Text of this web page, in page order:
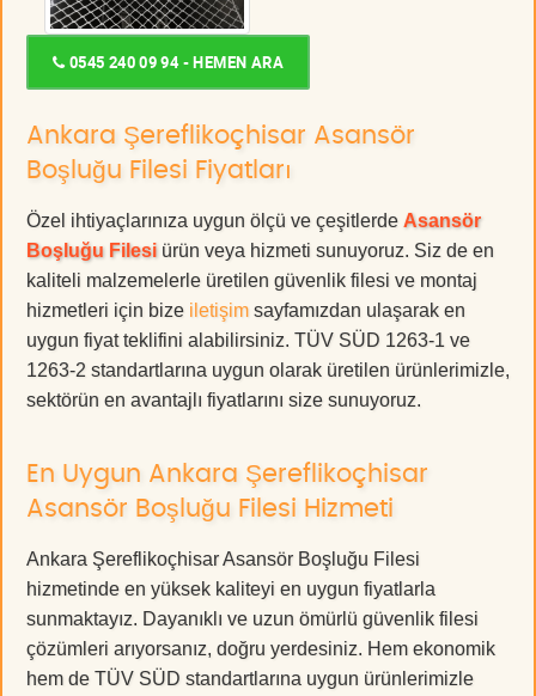
0545 240 09 94 - HEMEN ARA
Ankara Şereflikoçhisar Asansör
Boşluğu Filesi Fiyatları
Özel ihtiyaçlarınıza uygun ölçü ve çeşitlerde Asansör
Boşluğu Filesi ürün veya hizmeti sunuyoruz. Siz de en
kaliteli malzemelerle üretilen güvenlik filesi ve montaj
hizmetleri için bize iletişim sayfamızdan ulaşarak en
uygun fiyat teklifini alabilirsiniz. TÜV SÜD 1263-1 ve
1263-2 standartlarına uygun olarak üretilen ürünlerimizle,
sektörün en avantajlı fiyatlarını size sunuyoruz.
En Uygun Ankara Şereflikoçhisar
Asansör Boşluğu Filesi Hizmeti
Ankara Şereflikoçhisar Asansör Boşluğu Filesi
hizmetinde en yüksek kaliteyi en uygun fiyatlarla
sunmaktayız. Dayanıklı ve uzun ömürlü güvenlik filesi
çözümleri arıyorsanız, doğru yerdesiniz. Hem ekonomik
hem de TÜV SÜD standartlarına uygun ürünlerimizle